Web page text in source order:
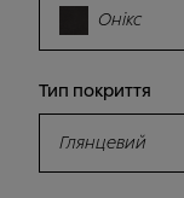
Онікс
Тип покриття
Глянцевий